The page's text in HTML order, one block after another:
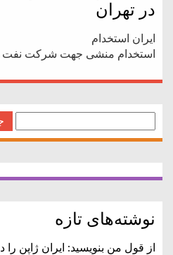
در تهران
ایران استخدام
استخدام منشی جهت شرکت نفت و
نوشته‌های تازه
از قول من بنویسید: ایران ژاپن را